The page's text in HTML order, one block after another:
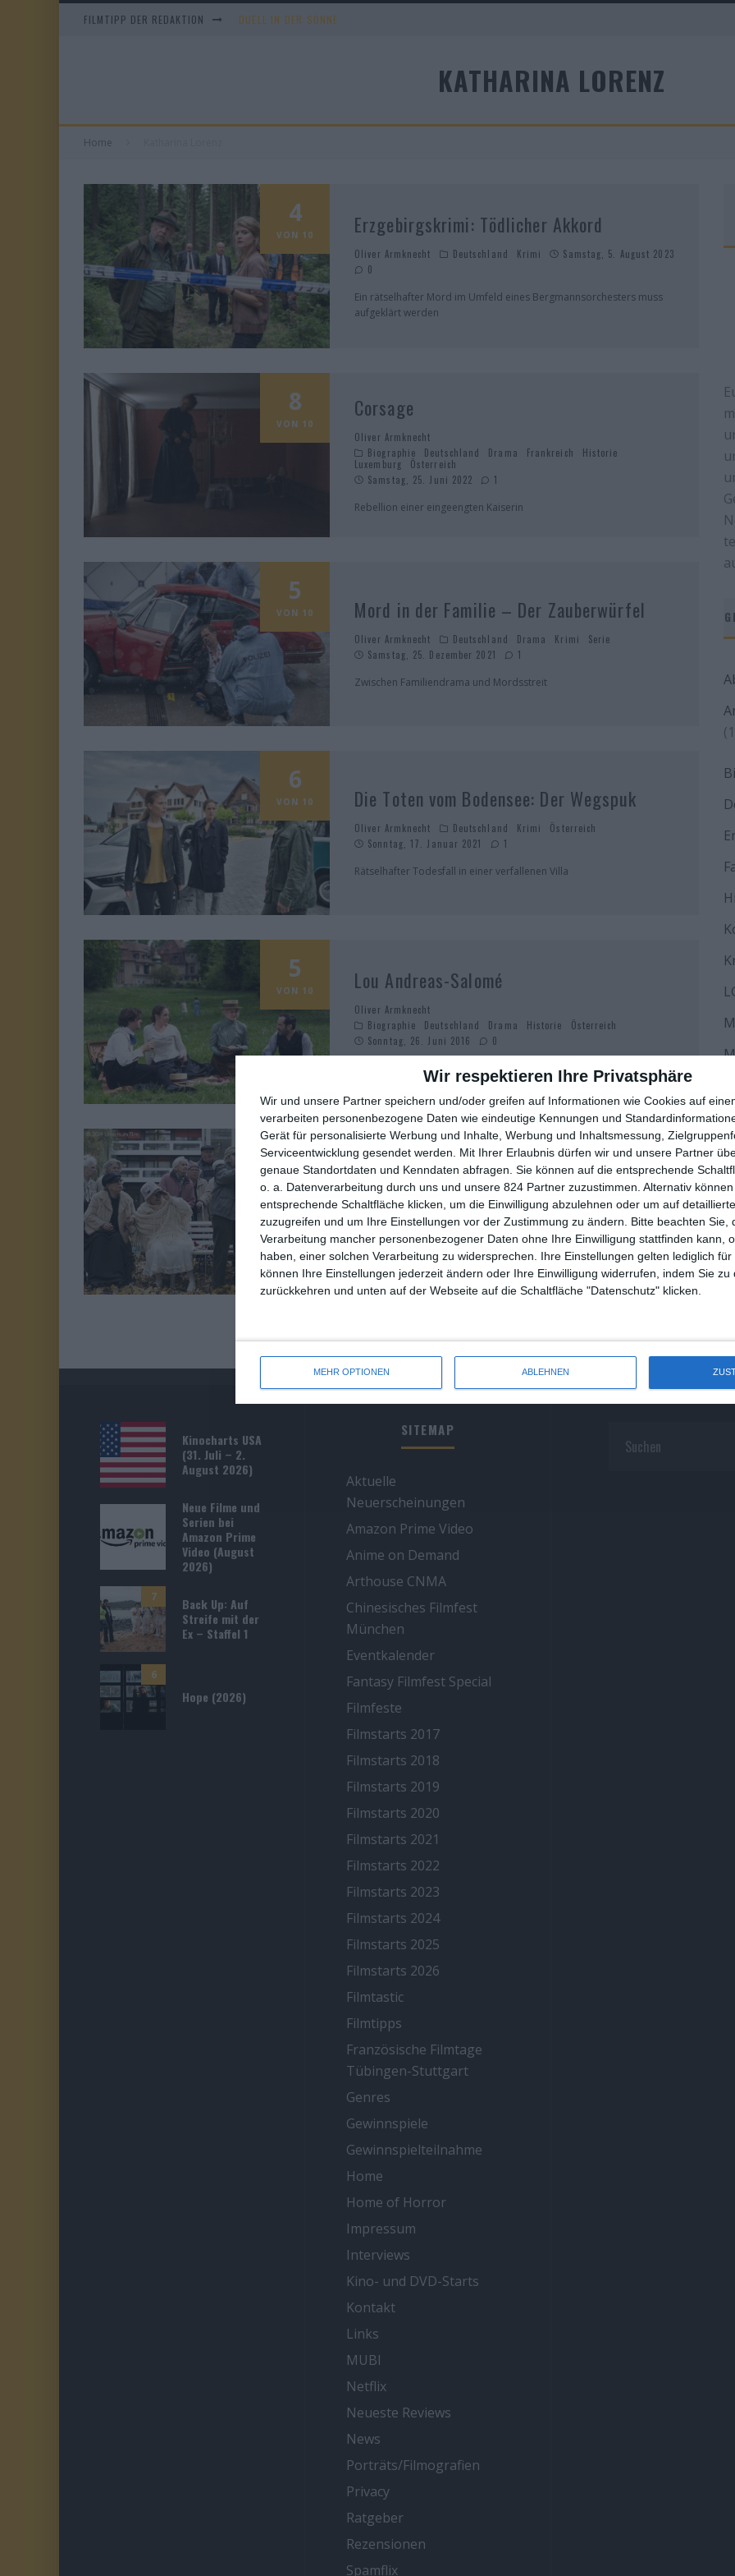
Wir respektieren Ihre Privatsphäre
Wir und unsere Partner speichern und/oder greifen auf Informationen wie Cookies auf
verarbeiten personenbezogene Daten wie eindeutige Kennungen und
Gerät für personalisierte Werbung und Inhalte, Werbung und Inhaltsmessung,
Serviceentwicklung gesendet werden.
Mit Ihrer Erlaubnis dürfen wir und unsere Partner
genaue Standortdaten und Kenndaten abfragen. Sie können auf die entsprechende
o. a. Datenverarbeitung durch uns und unsere 824 Partner zuzustimmen. Alternativ
entsprechende Schaltfläche klicken, um die Einwilligung abzulehnen oder um auf
zuzugreifen und um Ihre Einstellungen vor der Zustimmung zu ändern.
Bitte beachten Sie,
Verarbeitung mancher personenbezogener Daten ohne Ihre Einwilligung stattfinden kann,
haben, einer solchen Verarbeitung zu widersprechen. Ihre Einstellungen gelten lediglich
können Ihre Einstellungen jederzeit ändern oder Ihre Einwilligung widerrufen, indem Sie zu
zurückkehren und unten auf der Webseite auf die Schaltfläche "Datenschutz" klicken.
MEHR OPTIONEN ABLEHNEN
FILMTIPP DER REDAKTION DUELL IN DER SONNE
KATHARINA LORENZ
Home
4
VON 10 Erzgebirgskrimi: Tödlicher Akkord
Oliver Armknecht Deutschland Krimi
Samstag, 5. August 2023
0
Ein rätselhafter Mord im Umfeld eines Bergmannsorchesters muss
aufgeklärt werden
8
VON 10
Corsage
Oliver Armknecht
Biographie
Deutschland Drama Frankreich
Historie
Luxemburg
Österreich
Samstag, 25. Juni 2022
1
Rebellion einer eingeengten Kaiserin
5
VON 10 Mord in der Familie – Der Zauberwürfel
Oliver Armknecht Deutschland Drama Krimi
Serie
Samstag, 25. Dezember 2021
1
Zwischen Familiendrama und Mordsstreit
6
VON 10 Die Toten vom Bodensee: Der Wegspuk
Oliver Armknecht Deutschland Krimi
Österreich
Sonntag, 17. Januar 2021
1
Rätselhafter Todesfall in einer verfallenen Villa
5
VON 10 Lou Andreas-Salomé
Oliver Armknecht
Biographie
Deutschland Drama Historie
Österreich
Sonntag, 26. Juni 2016
0
Etwas gekünsteltes Biopic der Psychoanalytikerin
7
Sein letztes Rennen
Oliver Armknecht Mittwoch, 2. April 2014
Comeback gelungen: Hallervorden in Höchstform
Kinocharts USA
(31. Juli – 2.
August 2026)
Neue Filme und
Serien bei
Amazon Prime
Video (August
2026)
7
Back Up: Auf
Streife mit der
Ex – Staffel 1
6
Hope (2026)
SITEMAP
Aktuelle
Neuerscheinungen
Amazon Prime Video
Anime on Demand
Arthouse CNMA
Chinesisches Filmfest
München
Eventkalender
Fantasy Filmfest Special
Filmfeste
Filmstarts 2017
Filmstarts 2018
Filmstarts 2019
Filmstarts 2020
Filmstarts 2021
Filmstarts 2022
Filmstarts 2023
Filmstarts 2024
Filmstarts 2025
Filmstarts 2026
Filmtastic
Filmtipps
Französische Filmtage
Tübingen-Stuttgart
Genres
Gewinnspiele
Gewinnspielteilnahme
Home
Home of Horror
Impressum
Interviews
Kino- und DVD-Starts
Kontakt
Links
MUBI
Netflix
Neueste Reviews
News
Porträts/Filmografien
Privacy
Ratgeber
Rezensionen
Spamflix